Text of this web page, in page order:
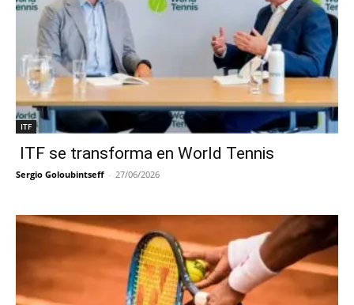
ITF
ITF se transforma en World Tennis
Sergio Goloubintseff - 27/06/2026